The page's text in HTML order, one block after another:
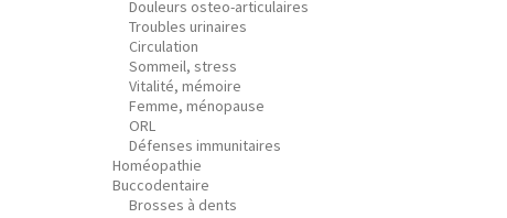
Douleurs osteo-articulaires
Troubles urinaires
Circulation
Sommeil, stress
Vitalité, mémoire
Femme, ménopause
ORL
Défenses immunitaires
Homéopathie
Buccodentaire
Brosses à dents